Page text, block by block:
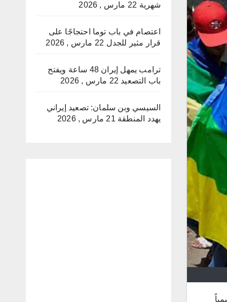
رسمياً
شهرية 22 مارس , 2026
اعتصام في باب توما احتجاجًا على
قرار مثير للجدل 22 مارس , 2026
ترامب يمهل إيران 48 ساعة ويفتح
باب التصعيد 22 مارس , 2026
السيسي وبن سلمان: تصعيد إيراني
يهدد المنطقة 21 مارس , 2026